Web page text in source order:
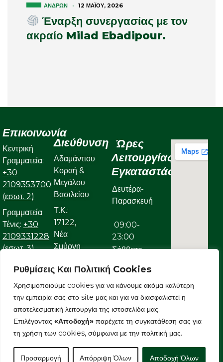
Ρυθμίσεις Και Πολιτική Cookies
Χρησιμοποιούμε cookies για να κάνουμε ακόμα καλύτερη
την εμπειρία σας στο site μας και για να διασφαλιστεί η
αποτελεσματική λειτουργία της ιστοσελίδα μας.
Επιλέγοντας «Αποδοχή» παρέχετε τη συγκατάθεση σας για
τη χρήση των cookies, σύμφωνα με την πολιτική μας.
Προσαρμογή Απόρριψη Όλων Αποδοχή Όλων
ΑΝΔΡΏΝ · 12 ΜΑΪ́ΟΥ, 2026
Έναρξη συνεργασίας με τον
ακραίο Milad Ebadipour.
Επικοινωνία
Κεντρική
Γραμματεία:
+30
2109353700
(εσωτ. 2)
Γραμματεία
Τένις: +30
2109331228
(εσωτ. 3)
Γραμματεία
Κολυμβητικού:
+30
2109323632
info@aonsmilon.gr
Διεύθυνση
Αδαμάντιου
Κοραή &
Μεγάλου
Βασιλείου
Τ.Κ.:
17122,
Νέα
Σμύρνη
Ώρες
Λειτουργίας
Εγκαταστάσεων
Δευτέρα-
Παρασκευή
09:00-
23:00
Σάββατο
09:00-
22:00
Κυριακή
09:00-
22:00